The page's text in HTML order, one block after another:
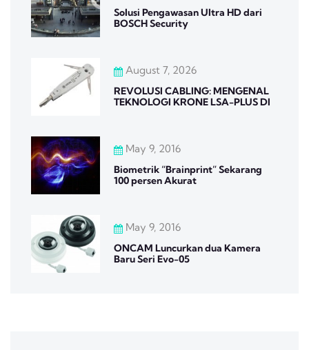
Solusi Pengawasan Ultra HD dari
BOSCH Security
August 7, 2026
REVOLUSI CABLING: MENGENAL
TEKNOLOGI KRONE LSA-PLUS DI
May 9, 2016
Biometrik “Brainprint” Sekarang
100 persen Akurat
May 9, 2016
ONCAM Luncurkan dua Kamera
Baru Seri Evo-05